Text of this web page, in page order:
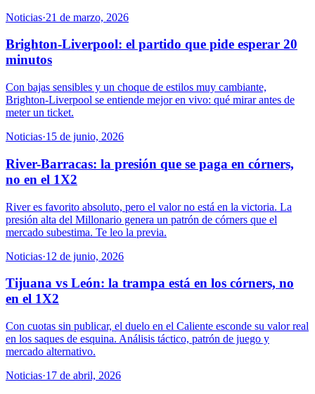
Noticias·21 de marzo, 2026
Brighton-Liverpool: el partido que pide esperar 20
minutos
Con bajas sensibles y un choque de estilos muy cambiante,
Brighton-Liverpool se entiende mejor en vivo: qué mirar antes de
meter un ticket.
Noticias·15 de junio, 2026
River-Barracas: la presión que se paga en córners,
no en el 1X2
River es favorito absoluto, pero el valor no está en la victoria. La
presión alta del Millonario genera un patrón de córners que el
mercado subestima. Te leo la previa.
Noticias·12 de junio, 2026
Tijuana vs León: la trampa está en los córners, no
en el 1X2
Con cuotas sin publicar, el duelo en el Caliente esconde su valor real
en los saques de esquina. Análisis táctico, patrón de juego y
mercado alternativo.
Noticias·17 de abril, 2026